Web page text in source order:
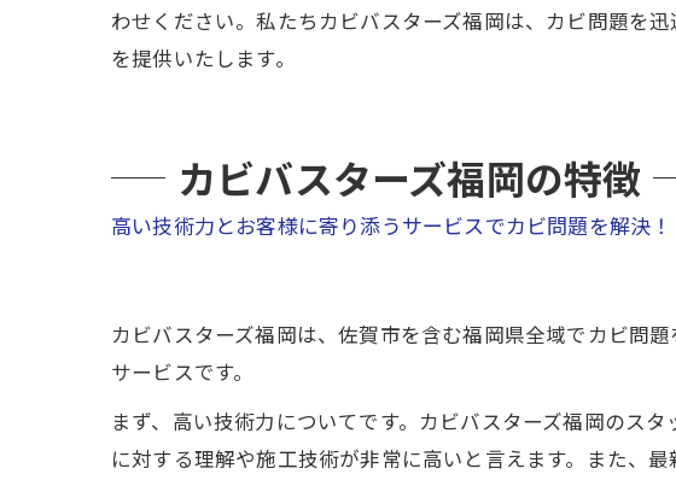
わせください。私たちカビバスターズ福岡は、カビ問題を
を提供いたします。
カビバスターズ福岡の特徴
高い技術力とお客様に寄り添うサービスでカビ問題を解決！
カビバスターズ福岡は、佐賀市を含む福岡県全域でカビ問
サービスです。
まず、高い技術力についてです。カビバスターズ福岡のス
に対する理解や施工技術が非常に高いと言えます。また、